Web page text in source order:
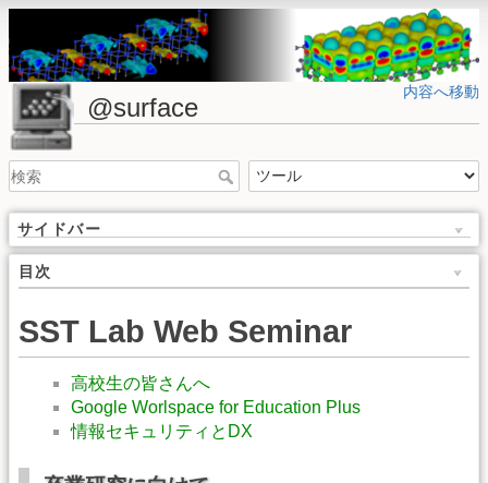
内容へ移動
@surface
サイドバー
目次
SST Lab Web Seminar
高校生の皆さんへ
Google Worlspace for Education Plus
情報セキュリティとDX